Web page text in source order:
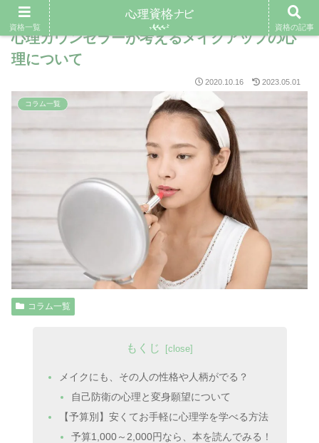
心理カウンセラーが考えるメイクアップの心
理について
2020.10.16 2023.05.01
コラム一覧
コラム一覧
もくじ
メイクにも、その人の性格や人柄がでる？
自己防衛の心理と変身願望について
【予算別】安くてお手軽に心理学を学べる方法
予算1,000～2,000円なら、本を読んでみる！
資格一覧 資格の記事